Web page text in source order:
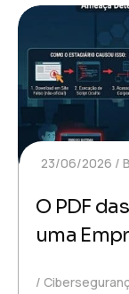
23/06/2026
O PDF
uma